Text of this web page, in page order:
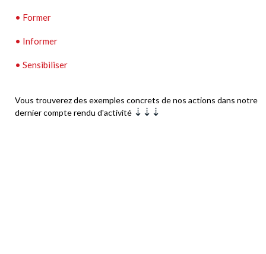
• Former
• Informer
• Sensibiliser
Vous trouverez des exemples concrets de nos actions dans notre
dernier compte rendu d'activité ⇣⇣⇣